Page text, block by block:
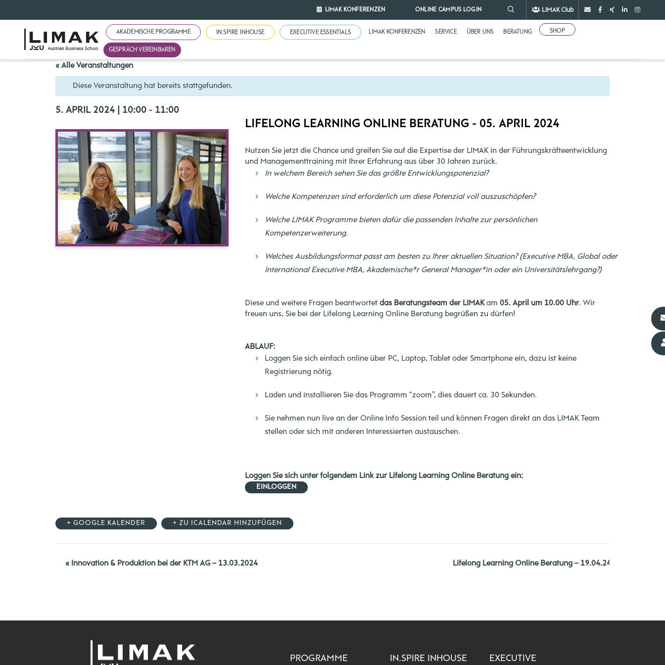
LIMAK KONFERENZEN ONLINE CAMPUS LOGIN LIMAK Club
AKADEMISCHE PROGRAMME IN.SPIRE INHOUSE EXECUTIVE ESSENTIALS LIMAK KONFERENZEN SERVICE ÜBER UNS BERATUNG SHOP
GESPRÄCH VEREINBAREN
« Alle Veranstaltungen
Diese Veranstaltung hat bereits stattgefunden.
5. APRIL 2024 | 10:00- 11:00
LIFELONG LEARNING ONLINE BERATUNG - 05. APRIL 2024
Nutzen Sie jetzt die Chance und greifen Sie auf die Expertise der LIMAK in der Führungskräfteentwicklung
und Managementtraining mit Ihrer Erfahrung aus über 30 Jahren zurück.
In welchem Bereich sehen Sie das größte Entwicklungspotenzial?
Welche Kompetenzen sind erforderlich um diese Potenzial voll auszuschöpfen?
Welche LIMAK Programme bieten dafür die passenden Inhalte zur persönlichen
Kompetenzerweiterung.
Welches Ausbildungsformat passt am besten zu Ihrer aktuellen Situation? (Executive MBA, Global oder
International Executive MBA, Akademische*r General Manager*in oder ein Universitätslehrgang?)
Diese und weitere Fragen beantwortetdas Beratungsteam der LIMAKam 05. April um 10.00 Uhr. Wir
freuen uns, Sie bei der Lifelong Learning Online Beratung begrüßen zu dürfen!
ABLAUF:
Loggen Sie sich einfach online über PC, Laptop, Tablet oder Smartphone ein, dazu ist keine
Registrierung nötig.
Laden und installieren Sie das Programm “zoom”, dies dauert ca. 30 Sekunden.
Sie nehmen nun live an der Online Info Session teil und können Fragen direkt an das LIMAK Team
stellen oder sich mit anderen Interessierten austauschen.
Loggen Sie sich unter folgendem Link zur Lifelong Learning Online Beratung ein:
EINLOGGEN
+ GOOGLE KALENDER + ZU ICALENDAR HINZUFÜGEN
«Innovation & Produktion bei der KTM AG – 13.03.2024 Lifelong Learning Online Beratung – 19.04.24
PROGRAMME IN.SPIRE INHOUSE EXECUTIVE